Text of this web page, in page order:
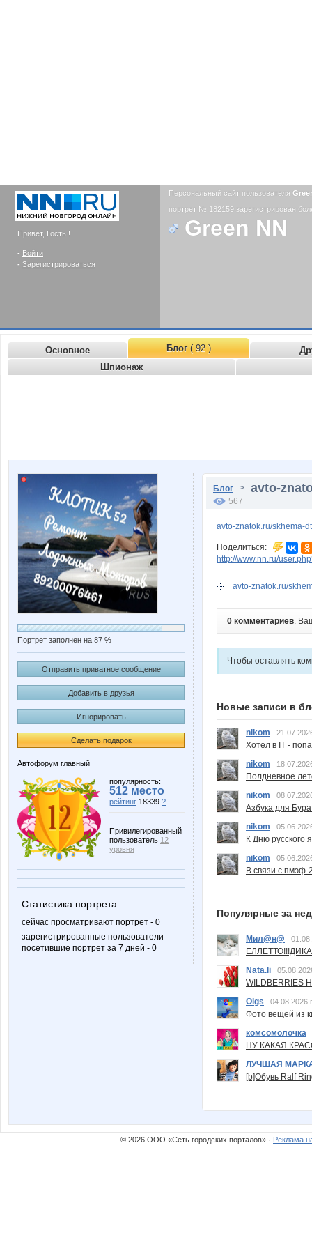
Привет, Гость !
- Войти
- Зарегистрироваться
Персональный сайт пользователя
портрет № 182159 зарегистрирован
Green NN
Основное Блог( 92 )
Шпионаж
Портрет заполнен на 87 %
Отправить приватное сообщение
Добавить в друзья
Игнорировать
Сделать подарок
Автофорум главный
популярность:
512 место
рейтинг 18339 ?
Привилегированный
пользователь 12
уровня
Статистика портрета:
сейчас просматривают портрет - 0
зарегистрированные пользователи
посетившие портрет за 7 дней - 0
Блог > avto-
567
avto-znatok.ru/skhema-
Поделиться:
http://www.nn.ru/
avto-znatok.ru/
0 комментариев.
Чтобы оставлять
Новые записи в
nikom
Хотел в IT -
nikom
Полдневное
nikom
Азбука для
nikom
К Дню русского
nikom
В связи с пмэф-
Популярные за
Мил@н@
Nata.li
Olgs
04.08.2026
Фото вещей из
комсомолочка
НУ КАКАЯ
ЛУЧШАЯ
[b]Обувь Ralf
© 2026 ООО «Сеть городских порталов» · Реклама